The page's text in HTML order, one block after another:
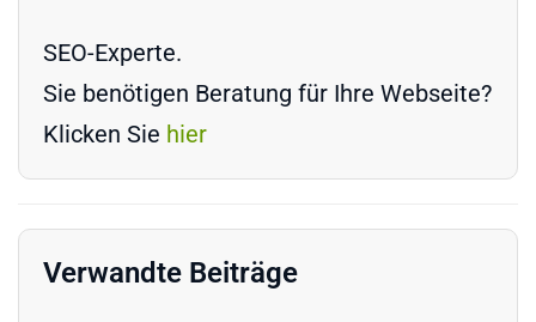
SEO-Experte.
Sie benötigen Beratung für Ihre Webseite?
Klicken Sie hier
Verwandte Beiträge